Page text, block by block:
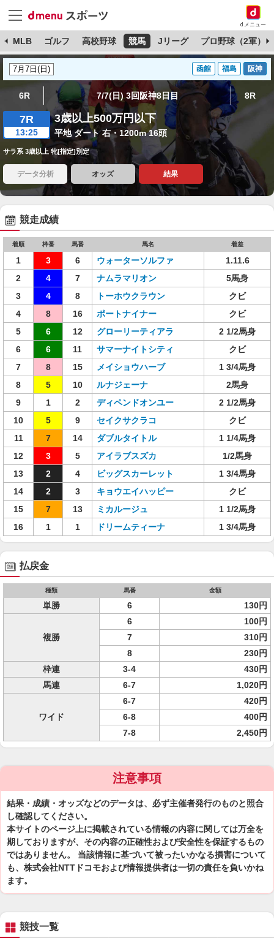
dメニュー
MLB ゴルフ 高校野球 競馬 Jリーグ プロ野球（2軍）
函館 福島 阪神
6R 7/7(日) 3回阪神8日目 8R
7R
13:25
3歳以上500万円以下
平地 ダート 右・1200m 16頭
サラ系 3歳以上 牝[指定]別定
データ分析 オッズ 結果
競走成績
着順 枠番 馬番 馬名 着差
1 3 6 ウォーターソルファ
1.11.6
2
4 7 ナムラマリオン
5馬身
3
4 8 トーホウクラウン
クビ
4
8 16 ポートナイナー
クビ
5
6 12 グローリーティアラ
2 1/2馬身
6
6 11 サマーナイトシティ
クビ
7
8 15 メイショウハーブ
1 3/4馬身
8
5 10 ルナジェーナ
2馬身
9
1 2 ディペンドオンユー
2 1/2馬身
10
5 9 セイクサクラコ
クビ
11
7 14 ダブルタイトル
1 1/4馬身
12
3 5 アイラブスズカ
1/2馬身
13
2 4 ビッグスカーレット
1 3/4馬身
14
2 3 キョウエイハッピー
クビ
15
7 13 ミカルージュ
1 1/2馬身
16
1 1 ドリームティーナ 1 3/4馬身
払戻金
種類 馬番 金額
単勝 6 130円
複勝
6
100円
7
310円
8
230円
枠連
3-4
430円
馬連
6-7 1,020円
ワイド
6-7
420円
6-8
400円
7-8
2,450円
注意事項
結果・成績・オッズなどのデータは、必ず主催者発行のものと照合
し確認してください。
本サイトのページ上に掲載されている情報の内容に関しては万全を
期しておりますが、その内容の正確性および安全性を保証するもの
ではありません。 当該情報に基づいて被ったいかなる損害について
も、株式会社NTTドコモおよび情報提供者は一切の責任を負いかね
ます。
競技一覧